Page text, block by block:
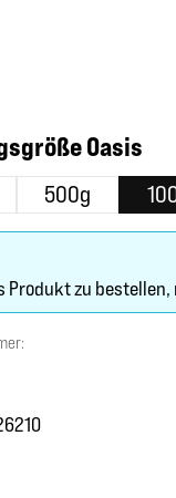
Oasis
500g
Produkt zu